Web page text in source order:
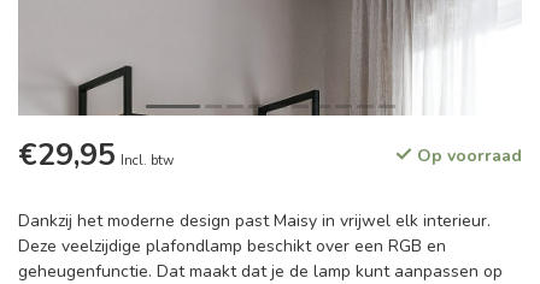
€29,95 Incl. btw Op voorraad
Dankzij het moderne design past Maisy in vrijwel elk interieur.
Deze veelzijdige plafondlamp beschikt over een RGB en
geheugenfunctie. Dat maakt dat je de lamp kunt aanpassen op